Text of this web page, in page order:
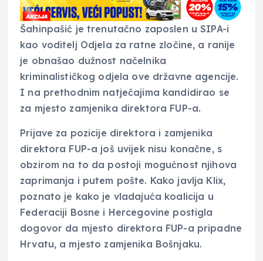
Šahinpašić je trenutačno zaposlen u SIPA-i
kao voditelj Odjela za ratne zločine, a ranije
je obnašao dužnost načelnika
kriminalističkog odjela ove državne agencije.
I na prethodnim natječajima kandidirao se
za mjesto zamjenika direktora FUP-a.
Prijave za pozicije direktora i zamjenika
direktora FUP-a još uvijek nisu konačne, s
obzirom na to da postoji mogućnost njihova
zaprimanja i putem pošte. Kako javlja Klix,
poznato je kako je vladajuća koalicija u
Federaciji Bosne i Hercegovine postigla
dogovor da mjesto direktora FUP-a pripadne
Hrvatu, a mjesto zamjenika Bošnjaku.